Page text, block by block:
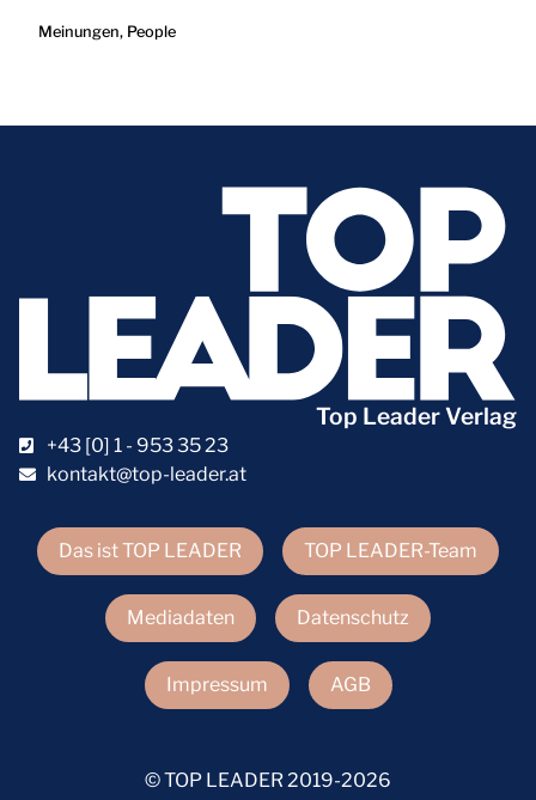
Meinungen, People
Das ist TOP LEADER TOP LEADER-Team
Mediadaten Datenschutz
Impressum AGB
Top Leader Verlag
+43 [0] 1 - 953 35 23
kontakt@top-leader.at
© TOP LEADER 2019-2026